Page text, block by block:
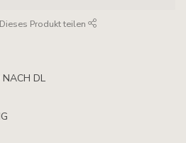
Dieses Produkt teilen
NACH DL